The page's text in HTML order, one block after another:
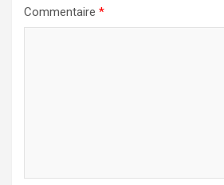
Commentaire *